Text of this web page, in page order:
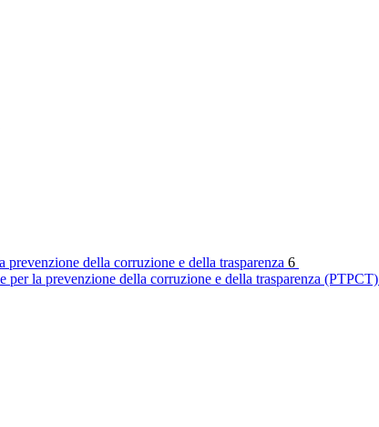
prevenzione della corruzione e della trasparenza 6
per la prevenzione della corruzione e della trasparenza (PTPCT)